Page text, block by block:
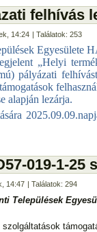
felhívás
14:24 | Találatok: 253
Egyesülete
„Helyi
pályázati
alapján lezárja.
019-1-25
14:47 | Találatok: 294
Települések